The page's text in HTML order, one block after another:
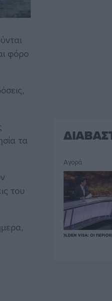
φόρο
τα
του
Αγορά